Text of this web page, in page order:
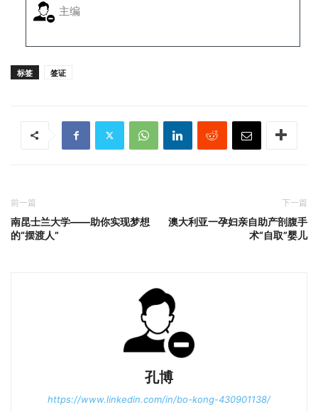
主编
标签 签证
前一篇
南昆士兰大学——助你实现梦想
的“摆渡人”
下一篇
澳大利亚一孕妇亲自助产剖腹手
术“自取”婴儿
孔博
https://www.linkedin.com/in/bo-kong-430901138/